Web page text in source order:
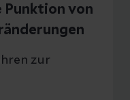
von
zur